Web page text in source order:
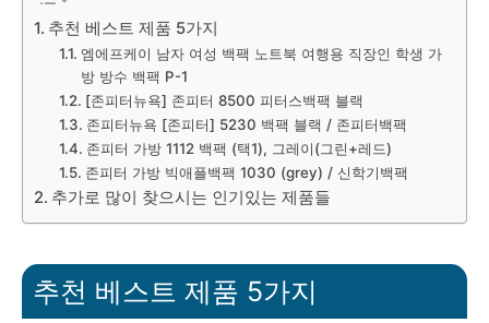
추천 베스트 제품 5가지
엠에프케이 남자 여성 백팩 노트북 여행용 직장인 학생 가
방 방수 백팩 P-1
[존피터뉴욕] 존피터 8500 피터스백팩 블랙
존피터뉴욕 [존피터] 5230 백팩 블랙 / 존피터백팩
존피터 가방 1112 백팩 (택1), 그레이(그린+레드)
존피터 가방 빅애플백팩 1030 (grey) / 신학기백팩
추가로 많이 찾으시는 인기있는 제품들
추천 베스트 제품 5가지